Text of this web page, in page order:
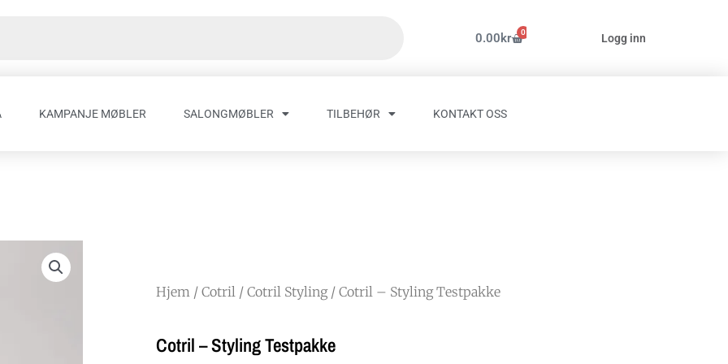
0.00kr 0
Handlekurv Logg inn
KAMPANJE MØBLER SALONGMØBLER TILBEHØR KONTAKT OSS
Hjem / Cotril / Cotril Styling/ Cotril – Styling Testpakke
Cotril – Styling Testpakke